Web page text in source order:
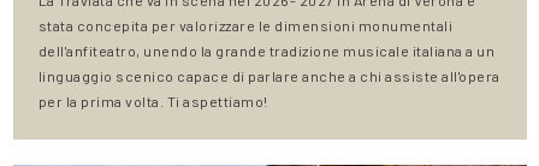
stata concepita per valorizzare le dimensioni monumentali
dell'anfiteatro, unendo la grande tradizione musicale italiana a un
linguaggio scenico capace di parlare anche a chi assiste all'opera
per la prima volta. Ti aspettiamo!